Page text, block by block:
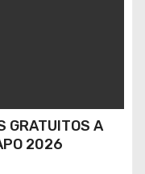
GRATUITOS A
2026